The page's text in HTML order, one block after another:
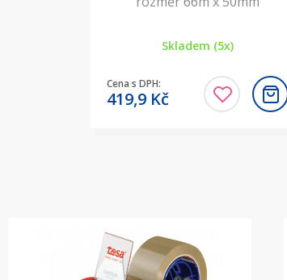
Skladem (5x)
Cena s DPH:
419,9 Kč